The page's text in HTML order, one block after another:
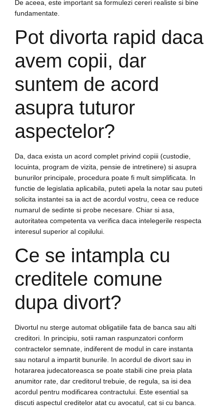
De aceea, este important sa formulezi cereri realiste si bine
fundamentate.
Pot divorta rapid daca
avem copii, dar
suntem de acord
asupra tuturor
aspectelor?
Da, daca exista un acord complet privind copiii (custodie,
locuinta, program de vizita, pensie de intretinere) si asupra
bunurilor principale, procedura poate fi mult simplificata. In
functie de legislatia aplicabila, puteti apela la notar sau puteti
solicita instantei sa ia act de acordul vostru, ceea ce reduce
numarul de sedinte si probe necesare. Chiar si asa,
autoritatea competenta va verifica daca intelegerile respecta
interesul superior al copilului.
Ce se intampla cu
creditele comune
dupa divort?
Divortul nu sterge automat obligatiile fata de banca sau alti
creditori. In principiu, sotii raman raspunzatori conform
contractelor semnate, indiferent de modul in care instanta
sau notarul a impartit bunurile. In acordul de divort sau in
hotararea judecatoreasca se poate stabili cine preia plata
anumitor rate, dar creditorul trebuie, de regula, sa isi dea
acordul pentru modificarea contractului. Este esential sa
discuti aspectul creditelor atat cu avocatul, cat si cu banca.